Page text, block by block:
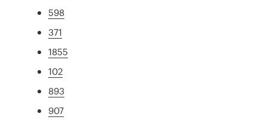
598
371
1855
102
893
907